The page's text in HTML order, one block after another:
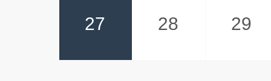
27 28 29